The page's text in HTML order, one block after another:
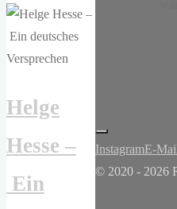
Helge
Hesse –
Ein
InstagramE-
© 2020 - 2026